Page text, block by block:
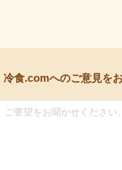
冷食.comへのご意見を